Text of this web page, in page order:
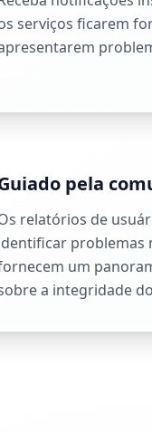
serviços ficarem
pela
relatórios de
problemas
um
a integridade